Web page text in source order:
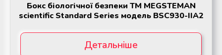
Бокс біологічної безпеки ТМ MEGSTEMAN
scientific Standard Series модель BSC930-IIA2
Детальніше